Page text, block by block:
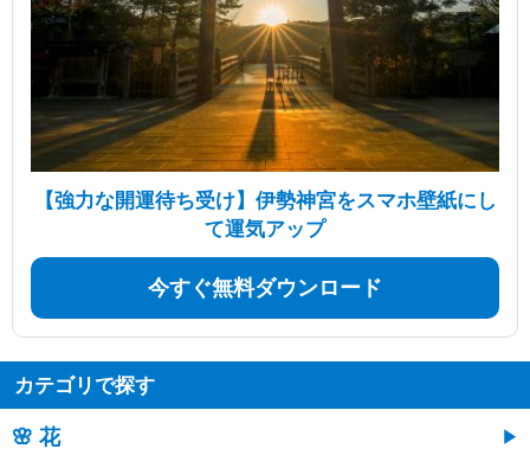
【強力な開運待ち受け】伊勢神宮をスマホ壁紙にし
て運気アップ
今すぐ無料ダウンロード
カテゴリで探す
🌸 花